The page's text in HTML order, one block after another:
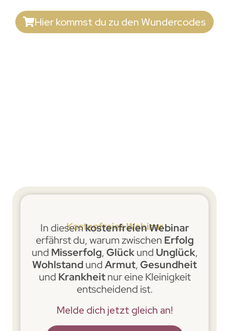
Hier kommst du zu den Wundercodes
Kostenfreies Webinar
In diesemkostenfreien Webinar
erfährst du, warum zwischen Erfolg
und Misserfolg,Glückund Unglück,
WohlstandundArmut,Gesundheit
und Krankheitnur eine Kleinigkeit
entscheidend ist.
Melde dich jetzt gleich an!